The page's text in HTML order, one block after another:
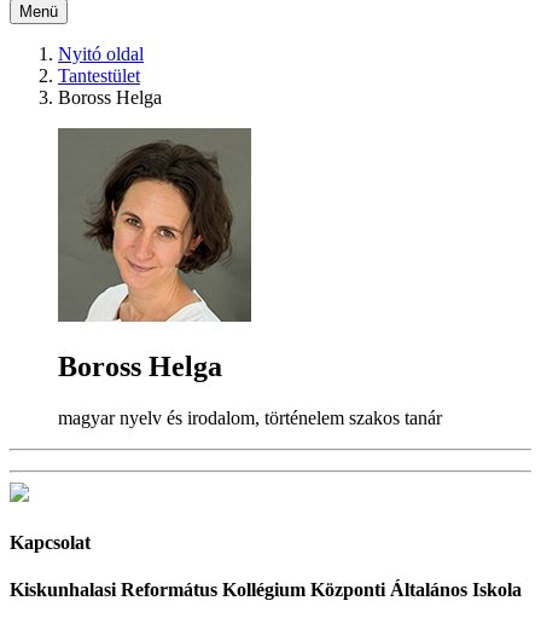
Menü
Nyitó oldal
Tantestület
Boross Helga
Boross Helga
magyar nyelv és irodalom, történelem szakos tanár
Kapcsolat
Kiskunhalasi Református Kollégium Központi Általános Iskola